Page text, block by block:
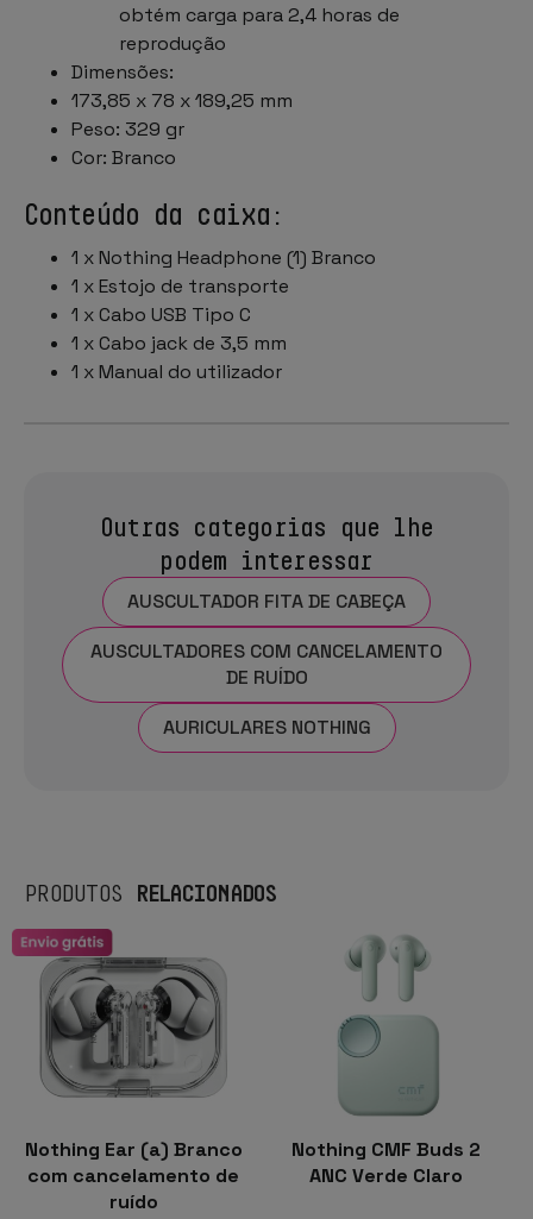
obtém carga para 2,4 horas de
reprodução
Dimensões:
173,85 x 78 x 189,25 mm
Peso: 329 gr
Cor: Branco
Conteúdo da caixa:
1 x Nothing Headphone (1) Branco
1 x Estojo de transporte
1 x Cabo USB Tipo C
1 x Cabo jack de 3,5 mm
1 x Manual do utilizador
Outras categorias que lhe
podem interessar
AUSCULTADOR FITA DE CABEÇA
AUSCULTADORES COM CANCELAMENTO
DE RUÍDO
AURICULARES NOTHING
PRODUTOS RELACIONADOS
Nothing Ear (a) Branco
com cancelamento de
ruído
Nothing CMF Buds 2
ANC Verde Claro